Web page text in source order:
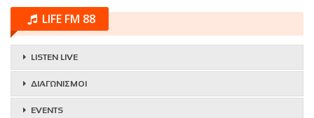
LIFE FM 88
LISTEN LIVE
ΔΙΑΓΩΝΙΣΜΟΙ
EVENTS